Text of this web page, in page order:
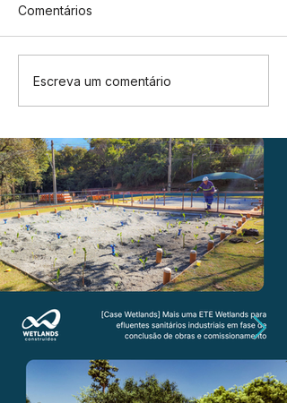
Comentários
Escreva um comentário